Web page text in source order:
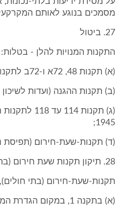
מסמכים בנוגע לאותם
27. ביטול
התקנות המנויות להלן - בטלות:
(א) תקנות 48, 72א ו-72ב לתקנות ההגנה, 1939;
(ב) תקנות ההגנה (ועדות לשיכון
(ג) תקנות 114
1945;
(ד) תקנות-שעת-חירום (תפיסת
28. תיקון תקנות שעת חירום (בתי-חולים) תש"ט-1949
תקנות-שעת-חירום (בתי חולים), תש"ט-1949,
(א) בתקנה 1, במקום